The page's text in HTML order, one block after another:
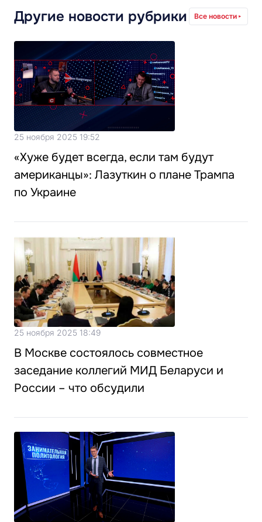
Другие новости рубрики Все новости
25 ноября 2025 19:52
«Хуже будет всегда, если там будут
американцы»: Лазуткин о плане Трампа
по Украине
25 ноября 2025 18:49
В Москве состоялось совместное
заседание коллегий МИД Беларуси и
России – что обсудили